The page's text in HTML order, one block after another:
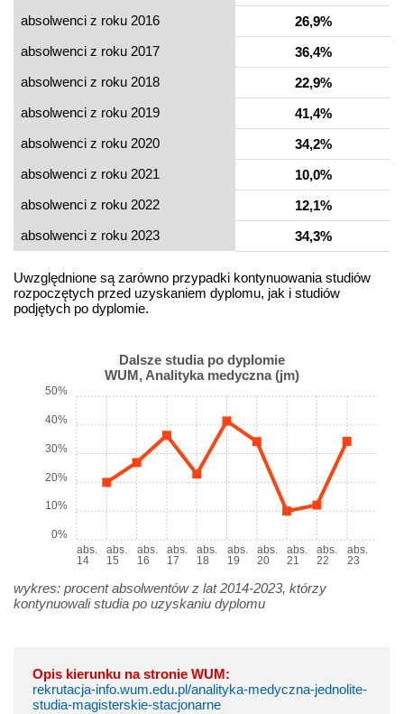
absolwenci z roku 2016
26,9%
absolwenci z roku 2017
36,4%
absolwenci z roku 2018
22,9%
absolwenci z roku 2019
41,4%
absolwenci z roku 2020
34,2%
absolwenci z roku 2021
10,0%
absolwenci z roku 2022
12,1%
absolwenci z roku 2023
34,3%
Uwzględnione są zarówno przypadki kontynuowania studiów
rozpoczętych przed uzyskaniem dyplomu, jak i studiów
podjętych po dyplomie.
Dalsze studia po dyplomie
WUM, Analityka medyczna (jm)
abs.
14
abs.
15
abs.
16
abs.
17
abs.
18
abs.
19
abs.
20
abs.
21
abs.
22
abs.
23
0%
10%
20%
30%
40%
50%
wykres: procent absolwentów z lat 2014-2023, którzy
kontynuowali studia po uzyskaniu dyplomu
Opis kierunku na stronie WUM:
rekrutacja-info.wum.edu.pl/analityka-medyczna-jednolite-
studia-magisterskie-stacjonarne